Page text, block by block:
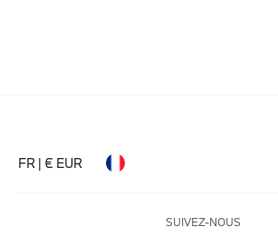
FR | € EUR
SUIVEZ-NOUS